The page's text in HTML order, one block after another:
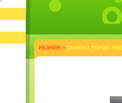
РАЗНОЕ > ШАРЛИЗ ТЕРОН